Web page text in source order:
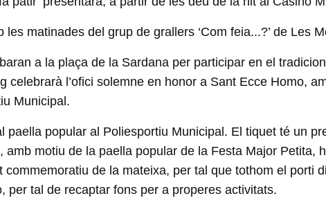
matinades del grup de grallers ‘Com feia...?’ de Les
a la plaça de la Sardana per participar en el
celebrarà l’ofici solemne en honor a Sant Ecce Homo,
Municipal.
paella popular al Poliesportiu Municipal. El tiquet té un
amb motiu de la paella popular de la Festa Major
de la mateixa, per tal que tothom el porti
per tal de recaptar fons per a properes activitats.